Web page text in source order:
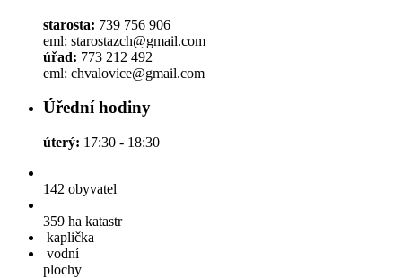
starosta: 739 756 906
eml: starostazch@gmail.com
úřad: 773 212 492
eml: chvalovice@gmail.com
Úřední hodiny
úterý: 17:30 - 18:30
142 obyvatel
359 ha katastr
kaplička
vodní
plochy